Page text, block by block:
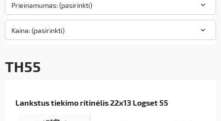
Prieinamumas: (pasirinkti)
Kaina: (pasirinkti)
TH55
Lankstus tiekimo ritinėlis 22x13 Logset 55